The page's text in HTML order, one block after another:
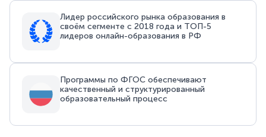
Лидер российского рынка образования в
своём сегменте с 2018 года и ТОП-5
лидеров онлайн-образования в РФ
Программы по ФГОС обеспечивают
качественный и структурированный
образовательный процесс